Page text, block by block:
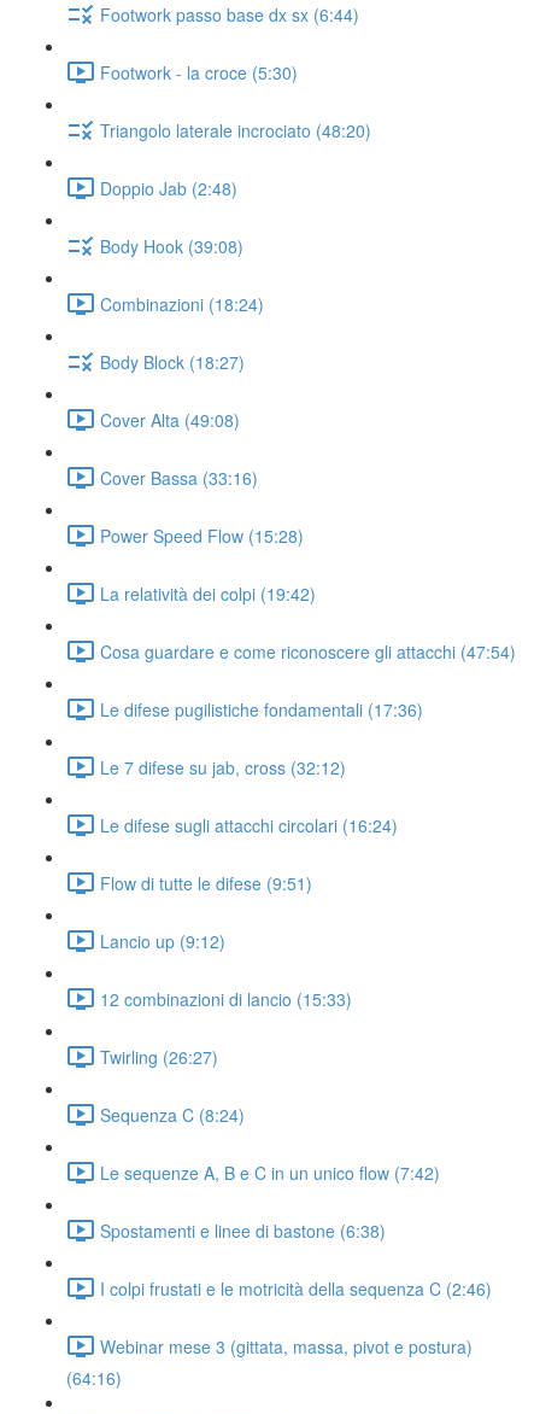
Footwork passo base dx sx (6:44)
Footwork - la croce (5:30)
Triangolo laterale incrociato (48:20)
Doppio Jab (2:48)
Body Hook (39:08)
Combinazioni (18:24)
Body Block (18:27)
Cover Alta (49:08)
Cover Bassa (33:16)
Power Speed Flow (15:28)
La relatività dei colpi (19:42)
Cosa guardare e come riconoscere gli attacchi (47:54)
Le difese pugilistiche fondamentali (17:36)
Le 7 difese su jab, cross (32:12)
Le difese sugli attacchi circolari (16:24)
Flow di tutte le difese (9:51)
Lancio up (9:12)
12 combinazioni di lancio (15:33)
Twirling (26:27)
Sequenza C (8:24)
Le sequenze A, B e C in un unico flow (7:42)
Spostamenti e linee di bastone (6:38)
I colpi frustati e le motricità della sequenza C (2:46)
Webinar mese 3 (gittata, massa, pivot e postura)
(64:16)